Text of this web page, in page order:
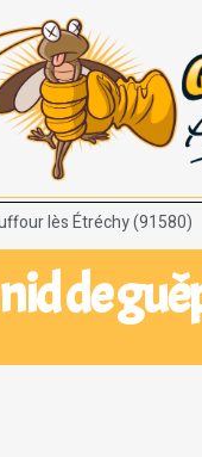
lès Étréchy (91580)
de